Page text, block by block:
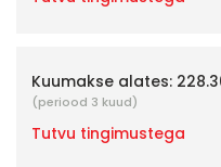
Kuumakse alates:
(periood 3 kuud)
Tutvu tingimustega